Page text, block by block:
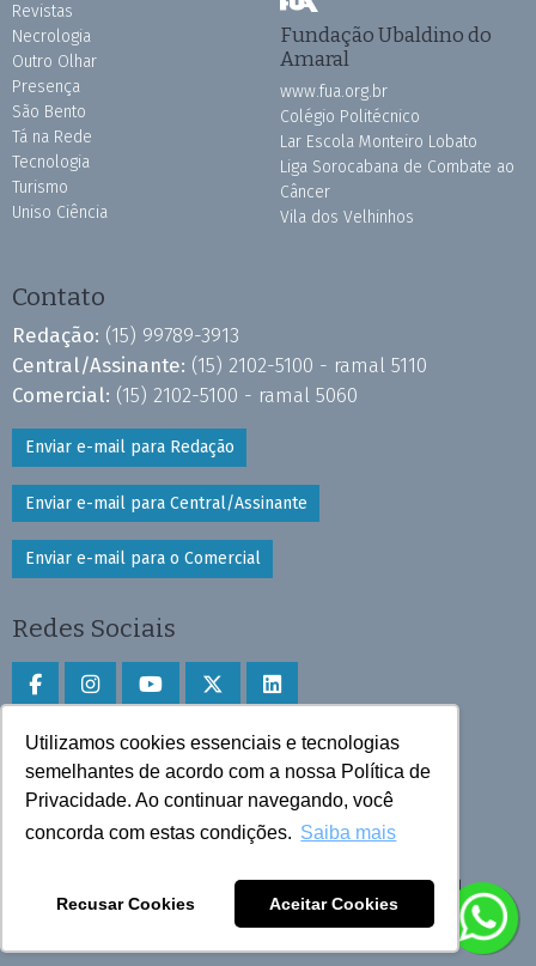
Utilizamos cookies essenciais e tecnologias
semelhantes de acordo com a nossa Política de
Privacidade. Ao continuar navegando, você
concorda com estas condições. Saiba mais
Recusar Cookies Aceitar Cookies
Revistas
Necrologia
Outro Olhar
Presença
São Bento
Tá na Rede
Tecnologia
Turismo
Uniso Ciência
Fundação Ubaldino do
Amaral
www.fua.org.br
Colégio Politécnico
Lar Escola Monteiro Lobato
Liga Sorocabana de Combate ao
Câncer
Vila dos Velhinhos
Contato
Redação: (15) 99789-3913
Central/Assinante: (15) 2102-5100 - ramal 5110
Comercial: (15) 2102-5100 - ramal 5060
Enviar e-mail para Redação
Enviar e-mail para Central/Assinante
Enviar e-mail para o Comercial
Redes Sociais
Faça download do aplicativo
Play Store e App Store
Todos os direitos reservados © 2025 Cruzeiro do Sul